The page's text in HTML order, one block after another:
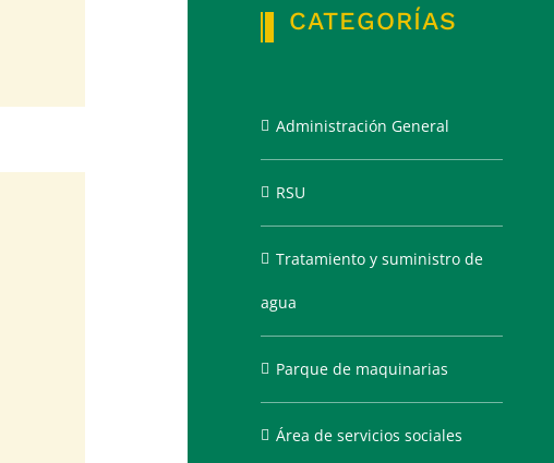
CATEGORÍAS
Administración General
RSU
Tratamiento y suministro de
agua
Parque de maquinarias
Área de servicios sociales